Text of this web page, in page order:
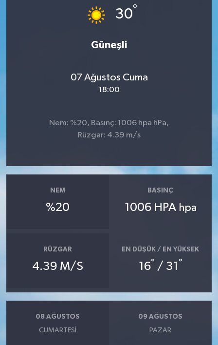
30°
Güneşli
07 Ağustos Cuma
18:00
Nem: %20, Basınç: 1006 hpa hPa,
Rüzgar: 4.39 m/s
NEM
%20
BASINÇ
1006 HPA hpa
RÜZGAR
4.39 M/S
EN DÜŞÜK / EN YÜKSEK
16° / 31 °
08 AĞUSTOS
CUMARTESI
09 AĞUSTOS
PAZAR